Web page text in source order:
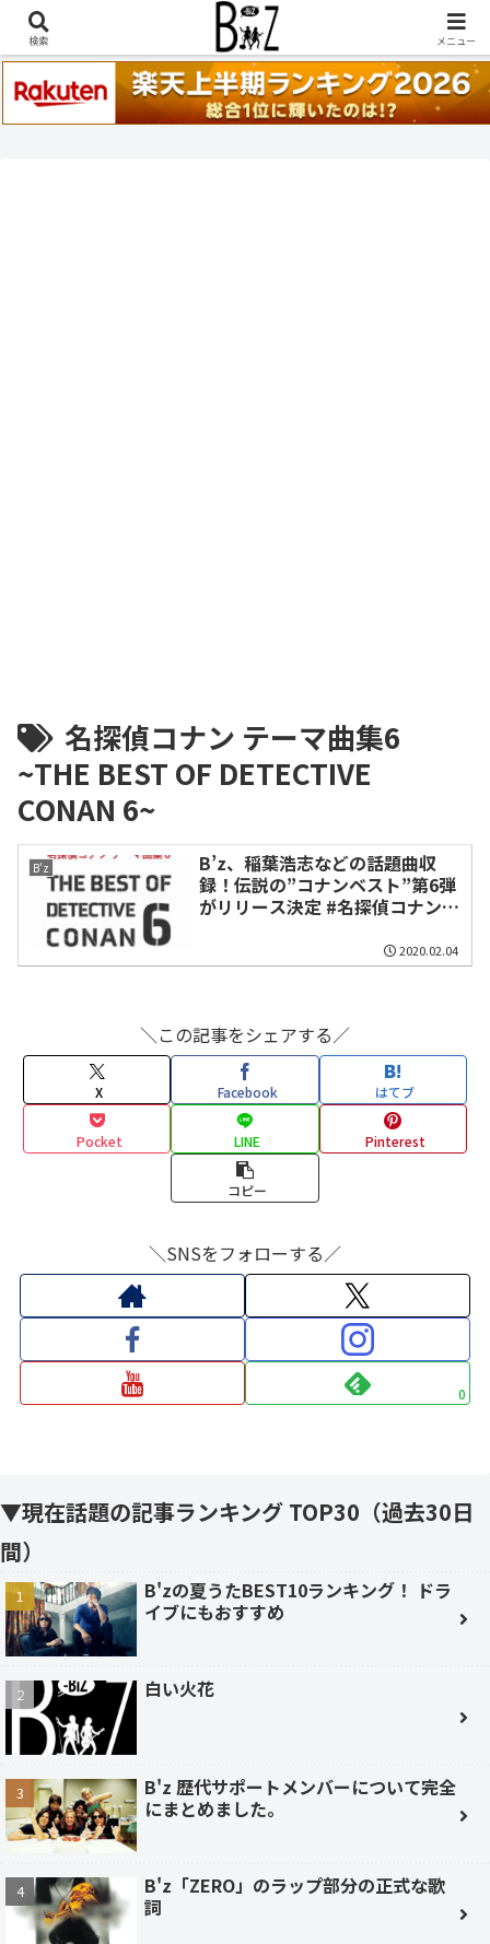
稲葉浩志『en-Zepp』『enⅣ』セトリ一覧はこちら
名探偵コナン テーマ曲集6
~THE BEST OF DETECTIVE
CONAN 6~
B'z
B’z、稲葉浩志などの話題曲収
録！伝説の”コナンベスト”第6弾
がリリース決定 #名探偵コナン
2020.02.04
＼この記事をシェアする／
X Facebook はてブ
Pocket LINE Pinterest
コピー
＼SNSをフォローする／
0
▼現在話題の記事ランキング TOP30（過去30日
間）
B'zの夏うたBEST10ランキング！ ドラ
イブにもおすすめ
白い火花
B'z 歴代サポートメンバーについて完全
にまとめました。
B'z「ZERO」のラップ部分の正式な歌
詞
検索 メニュー